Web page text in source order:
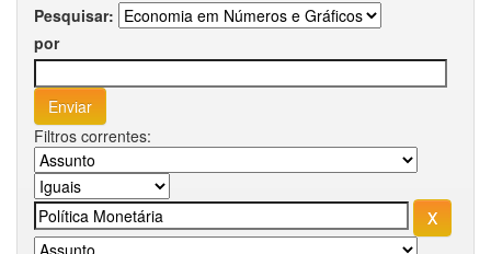
Pesquisar:
por
Filtros correntes: